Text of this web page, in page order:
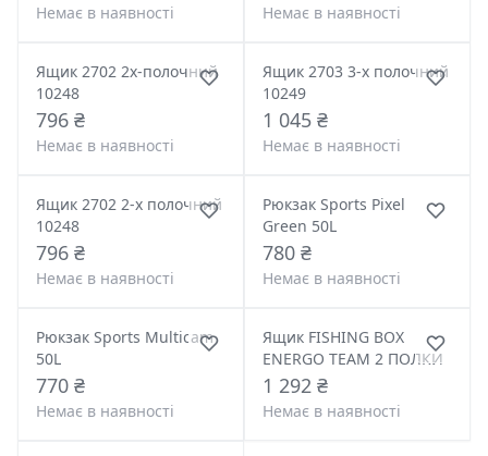
Немає в наявності Немає в наявності
Ящик 2702 2х-полочний
10248
796 ₴
Немає в наявності
Ящик 2703 3-х полочний
10249
1 045 ₴
Немає в наявності
Ящик 2702 2-х полочний
10248
796 ₴
Немає в наявності
Рюкзак Sports Pixel
Green 50L
780 ₴
Немає в наявності
Рюкзак Sports Multicam
50L
770 ₴
Немає в наявності
Ящик FISHING BOX
ENERGO TEAM 2 ПОЛКИ
1 292 ₴
Немає в наявності